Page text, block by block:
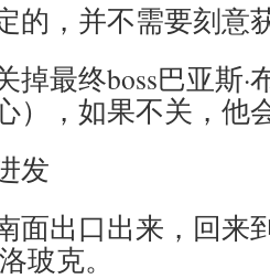
的，并不需要刻意
掉最终boss巴亚斯·
），如果不关，他
发
面出口出来，回来
玻克。